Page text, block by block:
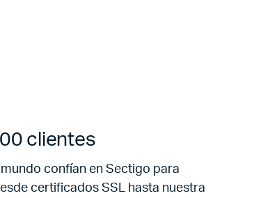
clientes
confían en Sectigo para
certificados SSL hasta nuestra